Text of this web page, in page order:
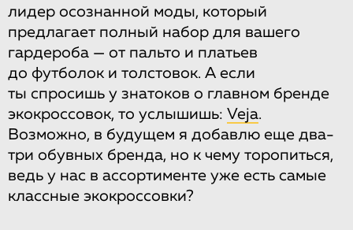
лидер осознанной моды, который
предлагает полный набор для вашего
гардероба — от пальто и платьев
до футболок и толстовок. А если
ты спросишь у знатоков о главном бренде
экокроссовок, то услышишь: Veja.
Возможно, в будущем я добавлю еще два-
три обувных бренда, но к чему торопиться,
ведь у нас в ассортименте уже есть самые
классные экокроссовки?